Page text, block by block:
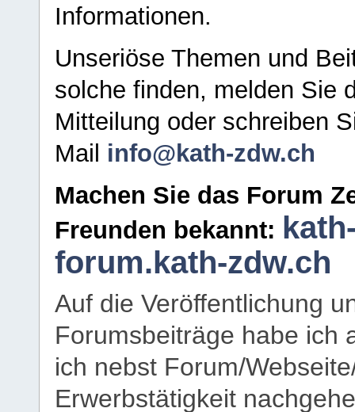
Informationen.
Unseriöse Themen und
solche finden, melden Sie
Mitteilung oder schreiben
Mail info@kath-zdw.ch
Machen Sie das Forum
Freunden bekannt:
forum.kath-zdw.ch
Auf die Veröffentlichung
Forumsbeiträge habe ich
ich nebst Forum/
Erwerbstätigkeit